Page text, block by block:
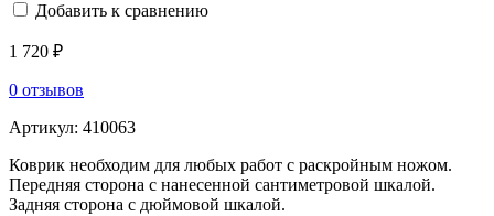
Добавить к сравнению
1 720 ₽
0 отзывов
Артикул: 410063
Коврик необходим для любых работ с раскройным ножом.
Передняя сторона с нанесенной сантиметровой шкалой.
Задняя сторона с дюймовой шкалой.